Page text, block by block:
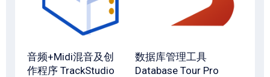
音频+Midi混音及创
作程序 TrackStudio
数据库管理工具
Database Tour Pro